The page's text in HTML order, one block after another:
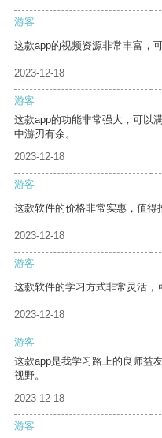
游客
这款app的视频资源非常丰富，
2023-12-18
游客
这款app的功能非常强大，可以
中游刃有余。
2023-12-18
游客
这款软件的价格非常实惠，值得
2023-12-18
游客
这款软件的学习方式非常灵活，
2023-12-18
游客
这款app是我学习路上的良师益
视野。
2023-12-18
游客